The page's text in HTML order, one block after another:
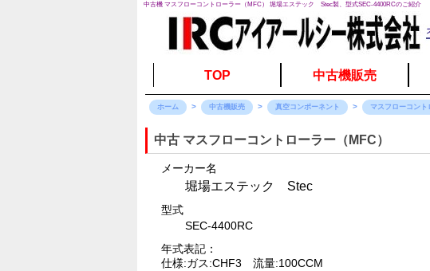
中古機 マスフローコントローラー（MFC） 堀場エステック Stec製、型式SEC-4400RCのご紹介
TOP 中古機販売
ホーム 中古機販売 真空コンポーネント マスフローコント
中古 マスフローコントローラー（MFC）
メーカー名
堀場エステック Stec
型式
SEC-4400RC
年式表記：
仕様:ガス:CHF3 流量:100CCM